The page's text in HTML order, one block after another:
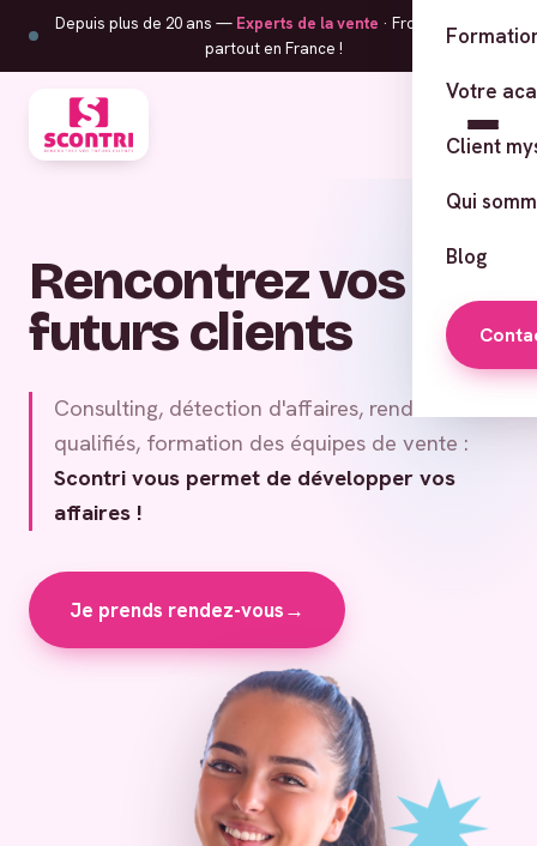
Depuis plus de 20 ans — Experts de la vente · From Corsica,
partout en France !
Votre
Client
Qui
Blog
Rencontrez vos
futurs clients
Consulting, détection d'affaires, rendez-vous
qualifiés, formation des équipes de vente :
Scontri vous permet de développer vos
affaires !
Je prends rendez-vous→